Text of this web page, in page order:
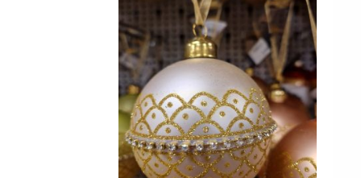
Ajouter
à la liste
d'envie
+